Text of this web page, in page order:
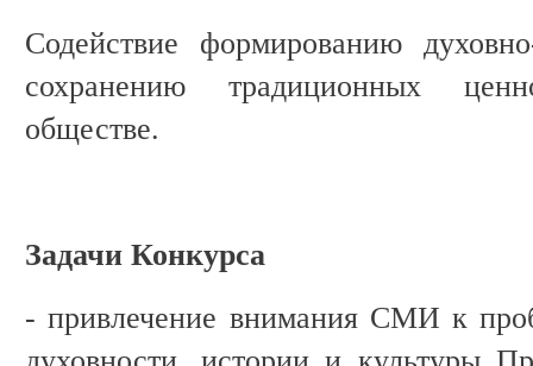
Содействие формированию
сохранению традиционных
обществе.
Задачи Конкурса
- привлечение внимания СМИ к